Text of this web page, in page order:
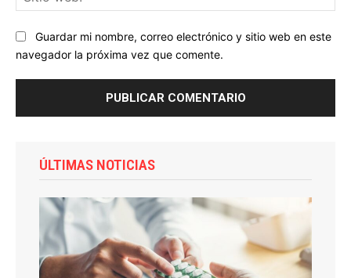
Guardar mi nombre, correo electrónico y sitio web en este
navegador la próxima vez que comente.
ÚLTIMAS NOTICIAS